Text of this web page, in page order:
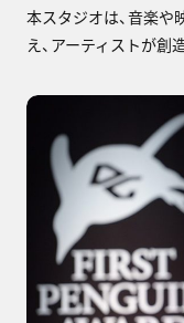
本スタジオは、音楽
え、アーティストが創